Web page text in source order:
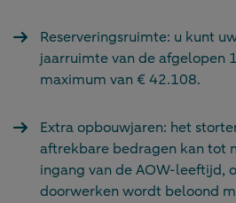
Reserveringsruimte: u kunt
jaarruimte van de afgelopen
maximum van € 42.108.
Extra opbouwjaren: het
aftrekbare bedragen kan tot
ingang van de AOW-leeftijd,
doorwerken wordt beloond